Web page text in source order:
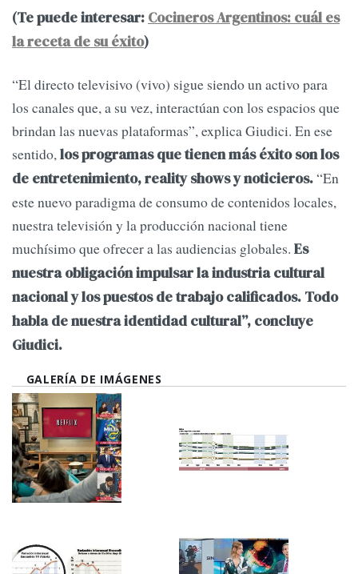
(Te puede interesar: Cocineros Argentinos: cuál es
la receta de su éxito)
“El directo televisivo (vivo) sigue siendo un activo para
los canales que, a su vez, interactúan con los espacios que
brindan las nuevas plataformas”, explica Giudici. En ese
sentido,los programas que tienen más éxito son los
de entretenimiento, reality shows y noticieros.“En
este nuevo paradigma de consumo de contenidos locales,
nuestra televisión y la producción nacional tiene
muchísimo que ofrecer a las audiencias globales. Es
nuestra obligación impulsar la industria cultural
nacional y los puestos de trabajo calificados. Todo
habla de nuestra identidad cultural”, concluye
Giudici.
GALERÍA DE IMÁGENES